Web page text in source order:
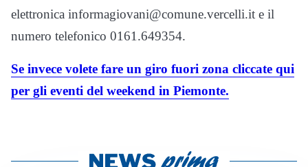
elettronica informagiovani@comune.vercelli.it e il
numero telefonico 0161.649354.
Se invece volete fare un giro fuori zona cliccate qui
per gli eventi del weekend in Piemonte.